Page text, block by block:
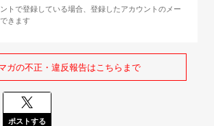
トで登録している場合、登録したアカウントのメー
きます
ガの不正・違反報告はこちらまで
ポストする